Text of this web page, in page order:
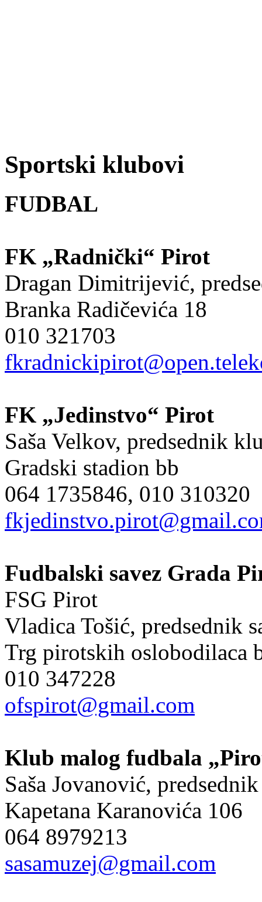
Sportski klubovi
FUDBAL
FK „Radnički“ Pirot
Dragan Dimitrijević,
Branka Radičevića 18
010 321703
FK „Jedinstvo“ Pirot
Saša Velkov, predsednik
Gradski stadion bb
064 1735846, 010 310320
Fudbalski savez Grada
FSG Pirot
Vladica Tošić, predsednik
Trg pirotskih oslobodilaca
010 347228
ofspirot@gmail.com
Klub malog fudbala
Saša Jovanović,
Kapetana Karanovića 106
064 8979213
sasamuzej@gmail.com